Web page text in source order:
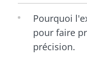
Pourquoi
pour faire
précision.